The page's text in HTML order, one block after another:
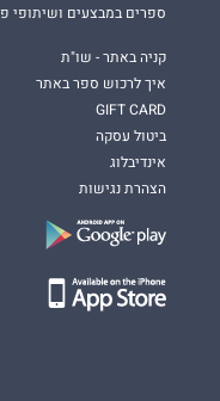
ספרים במבצעים ושיתופי
קניה באתר - שו"ת
איך לרכוש ספר באתר
GIFT CARD
ביטול עסקה
אינדיבלוג
הצהרת נגישות